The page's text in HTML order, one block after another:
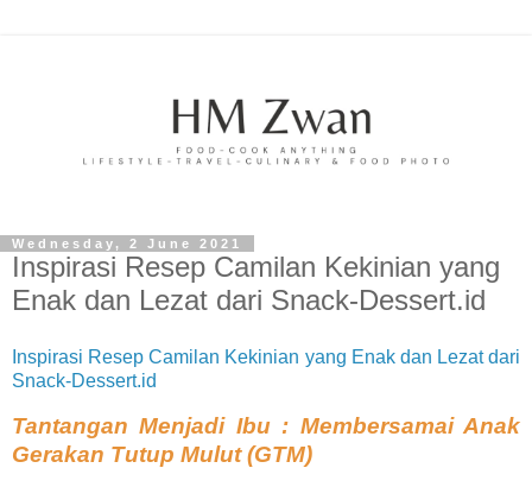
Wednesday, 2 June 2021
Inspirasi Resep Camilan Kekinian yang
Enak dan Lezat dari Snack-Dessert.id
Inspirasi Resep Camilan Kekinian yang Enak dan Lezat dari
Snack-Dessert.id
Tantangan Menjadi Ibu : Membersamai Anak
Gerakan Tutup Mulut (GTM)